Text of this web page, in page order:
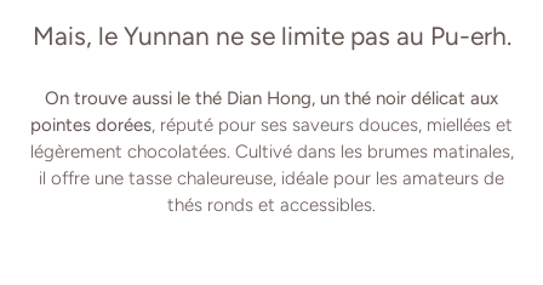
Mais, le Yunnan ne se limite pas au Pu-erh.
On trouve aussi le thé Dian Hong, un thé noir délicat aux
pointes dorées, réputé pour ses saveurs douces, miellées et
légèrement chocolatées. Cultivé dans les brumes matinales,
il offre une tasse chaleureuse, idéale pour les amateurs de
thés ronds et accessibles.